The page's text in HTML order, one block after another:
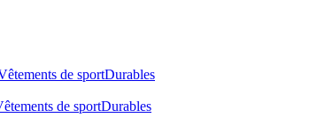
de sportDurables
de sportDurables